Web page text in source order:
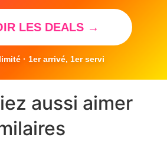
LES DEALS →
· 1er arrivé, 1er servi
aussi aimer